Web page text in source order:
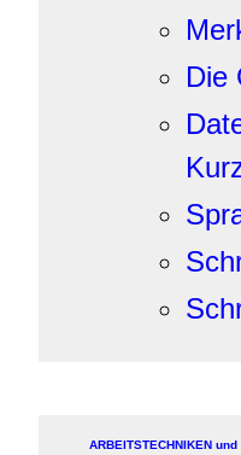
Die
ARBEITSTECHNIKEN